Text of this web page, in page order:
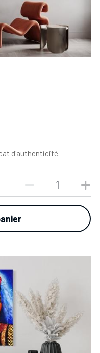
d'authenticité.